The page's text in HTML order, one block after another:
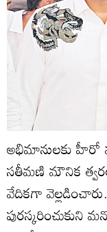
అభిమానులకు హీరో
సతీమణి మౌనిక
వేదికగా